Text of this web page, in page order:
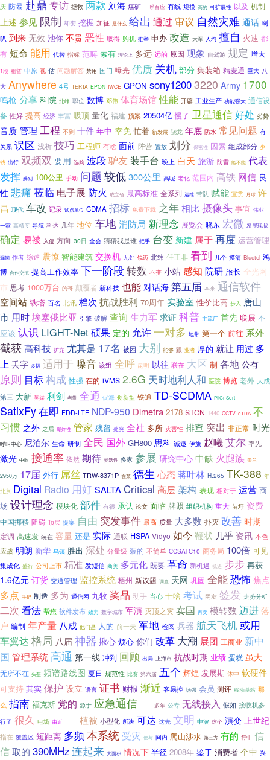
庆 防暴 赴鼎 专访 拯救 两款 刘海 煤矿 一呼百应 有线 规模 高的 可扩展性 以及 机制
上述 参见 限制 却变 挖掘 加征 是什么 给出 通过 审议 自然灾难 通话 喇
叭 到来 无效 池你 不贵 恶性 取得 购机 推举 申办 改造 大军 人均 擅自 火速 都
有 短命 能用 代替 指标 范畴 素有 理论上 多远 远的 原因 现象 自驾游 规定 增大
1段 租赁 中原 视 估 问题解答 禁用 国门 曝光 优质 关机 部分 集装箱 精麦通 巨大 八
大 Anywhere 4号 TERTA EPON IWCE GPON sony12003220 Army 1700
鸣枪分享 科院 北峰 职位 数博 邓伟 体育场馆性能 开辟 工业生产 功能强大 通信设
备 性好 提高 经济 丰富 吸顶 量化 福建 预案 20504亿 慢了 卫星通信好处 劣势
音质 管理 工程 不到 十件 年中 幸免 忙着 新发展 骁龙 年底 防水 常见问题 有
关系 误区 浅析 技巧 工程师 有啥 面前 阵营 置放 划分 保密性 因素 组成部分 少
钱 出行 双频双 要用 选购 波段驴友 装手台 晚上 白天 旅游 防雷 能不能 代表
发挥 辨别 100公里 手动 问题 较低300公里 高呢 老化 范围内 高铁 网信 良
性 悲痛 莅临 电子展 防火 成立省 最高标准 全系列 运维 带队 赋能 宣贯 月球 许
昌 现代 车改 记录 试点单位 CDMA 招标 免费下载 之年相比 摄像头 事宜 伟业
一家 高精度 导航 科达 几年 地位 车地消防局 新理念 展览会 晓东 宏微 发展现状
确定 易被 入侵 方向 30日 全会 猜猜我是谁 把手 台变 新建 属于再度 运营管理
漏洞 作者 综述 震惊 智能建筑 交换机 无处 锐迈 北纬 任正非 看到 几个 摸清 Bluetel 鸿
博 合作交流 提高工作效率 下一阶段转数 不变 小站 感知 院研 旅长 全光网
市 思考 1000万台 的哥 颠覆者 新科技 也能 对话海 第五届 本来 通信软件
空间站 铁塔 百名 北讯 档次 抗战胜利 70周年 实验室 性价比高 步入 唐山
市 用时埃塞俄比亚 引擎 破解 查询 生力军 求证 科普 主流厂 首先 联展 不
应该 认识 LIGHT-Net硕果 定的 允许 一对多 地带 第一个 前往 系外
截获高科技 扩充 尤其是 17名 被困 大别 能够 跟 业者 厚的 就让 用过 多
上 丢字 多幅 适用于 噪音 该组 全呼 昆明 以往 联在 大区 制 各地 公有
原则 目标构成 性强 在的 iVMS 2.6G 天时地利人和 医院 博览 老外 大成
第三 大新 英媒 利剑 考勤 全通 促海 创新型 铁通 TD-SCDMA PttCnSort
SatixFy在即 FDD-LTE NDP-950 Dimetra 2178 STCN 1440 CCTV eTRA 不
习惯 之外 之后 爆炸性 管家 残留 处突 全社 多所 灾害性 排查 突出 非正常 时光
呼叫中心 尼泊尔 生命 研制 全民 国外 GH800 思科 诚邀 伊旗 赵曦艾尔 率先
激光 中吹 接通率 依然 期待 灵活性 多家 参展 研究中心 中缺 火腿族 美兰
2950万 17届 外行 屌丝 TRW-8371P 在某 德生 心态 蒋叶林 H.265 TK-388 年
北京 Digital Radio 用好SALTA Critical 高层 架构 表现 相对于 运营 商
场 设计理念 模块化 部件 有很 承认 论文 面临 牌照 组织机构 重大 苗圩 资费
中国挪移 阻碍 顶层 提案 自由 突发事件 最高 质量 大多数 扑灭 改善 时期
定调 高速发 装在 容量 还是 实际 通联 HSPA Vidyo 如今 鞭状 几乎 资讯 本色
应战 明朗 新华 乌镇 胜出 深处 分量级 装的 不简单 CCSATC10 商务局 100倍 可见
集成化 盛行 公司上市 精准 发短信 商美 多元化 既要 革命 新机遇 机遇 步步 再获
1.6亿元 订货 交通管理 监控系统 梧州 新议题 调查 天网 巩固 全能恐怖 焦点
多点 手记 制造 多为 通信网 九牧 奖品 动手 当心 干啥 考试 网友 签发 走势分析
二次 看法 帮您 软件发布 致力 数字城市 军演 灭顶之灾 卖国 再卖 模转数 迈进落
户 编制 年产量 八成 他们是 人的 前一天 军地 检阅 兵器 航天飞机或用
车翼达 格局 八届 神器 揪心 烦心 你们 改革 大潮 展团 工商业 新中
国 管理系统 高通 第一线 冲到 回顾 出局 上海市 抗战时期 业绩 蛋糕 虽大
无所不在 头盔 频谱路线图 夏日 规范性 比赛 第六届 五个 辉煌 发展期 体中 软硬件
可支持 其实 保护 设立 语言 证书 财报 渐近 客易控 场强 会员 测评 移动基站 那
么 指南 福克斯 党的 源于 应急通信 多年 公专 无线接入 假如 接收机多
行了 很久 电场 由近 植被 小型化 所决 可达 这先 文明 中波 这个 演变 上世纪
指在 覆盖区 短距离 多频 本系统 受灾 便与 间内 爬山涉水 第三方 有的 行中 信
信取的 390MHz连起来 大面积 情况下 半径 2008年 鉴于 消费者 个中 兴